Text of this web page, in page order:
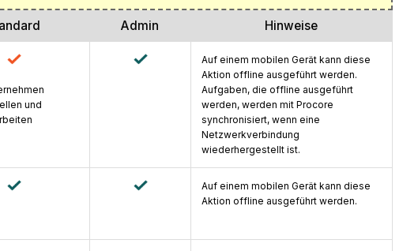
Admin Hinweise
und
Auf einem mobilen Gerät kann diese
Aktion offline ausgeführt werden.
Aufgaben, die offline ausgeführt
werden, werden mit Procore
synchronisiert, wenn eine
Netzwerkverbindung
wiederhergestellt ist.
Auf einem mobilen Gerät kann diese
Aktion offline ausgeführt werden.